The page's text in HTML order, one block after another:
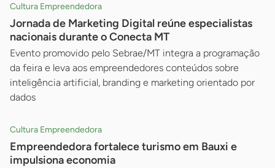
Cultura Empreendedora
Jornada de Marketing Digital reúne especialistas
nacionais durante o Conecta MT
Evento promovido pelo Sebrae/MT integra a programação
da feira e leva aos empreendedores conteúdos sobre
inteligência artificial, branding e marketing orientado por
dados
Cultura Empreendedora
Empreendedora fortalece turismo em Bauxi e
impulsiona economia